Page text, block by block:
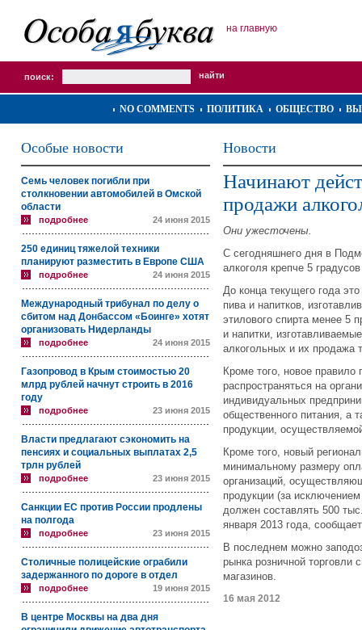
на главную
поиск:
NO COMMENTS ПОЛИТИКА ОБЩЕСТВО
Особые новости
Семь человек погибли при
столкновении автомобилей в Омской
области
подробнее 24 июня 2015
250 единиц тяжелой техники
планируют разместить в Европе США
подробнее 24 июня 2015
Международный трибунал по делу о
сбитом над Донбассом «Боинге» хотят
организовать Нидерланды
подробнее 24 июня 2015
Газопровод в Крым стоимостью 20
млрд рублей начнут строить в 2016
году
подробнее 23 июня 2015
Власти предлагают сэкономить на
пенсиях и социальных выплатах 2,5
трлн рублей
подробнее 23 июня 2015
Санкции ЕС против России продлены
на полгода
подробнее 23 июня 2015
Столичные полицейские ограбили
задержанного по дороге в отдел
подробнее 19 июня 2015
В центре Москвы на два дня
Новости
Начинают
продажи
Они ужесточены.
С сегодняшнего дня в
алкоголя крепче 5
До конца текущего года
пива и напитков,
этилового спирта менее 5
и напитки,
алкогольных и их продажа
Кроме того, новое правило
распространяться на
индивидуальных
общественного питания, а
продукции,
Кроме того, новый
минимальному размеру
организаций,
продукции (за
должен составлять 500
января 2013 года,
В последнем можно
рынка розничной торговли
магазинов.
16 мая 2012